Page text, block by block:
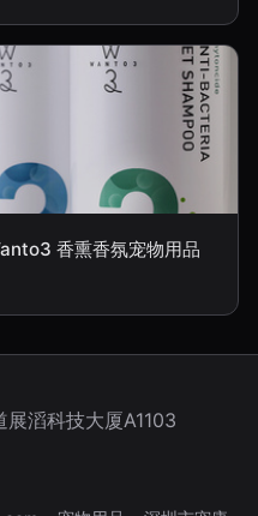
香熏香氛宠物用品
滔科技大厦A1103